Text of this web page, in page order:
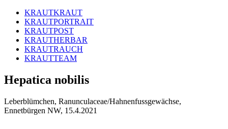
KRAUTKRAUT
KRAUTPORTRAIT
KRAUTPOST
KRAUTHERBAR
KRAUTRAUCH
KRAUTTEAM
Hepatica nobilis
Leberblümchen, Ranunculaceae/Hahnenfussgewächse,
Ennetbürgen NW, 15.4.2021